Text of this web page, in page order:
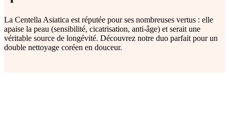
La Centella Asiatica est réputée pour ses nombreuses vertus : elle
apaise la peau (sensibilité, cicatrisation, anti-âge) et serait une
véritable source de longévité. Découvrez notre duo parfait pour un
double nettoyage coréen en douceur.